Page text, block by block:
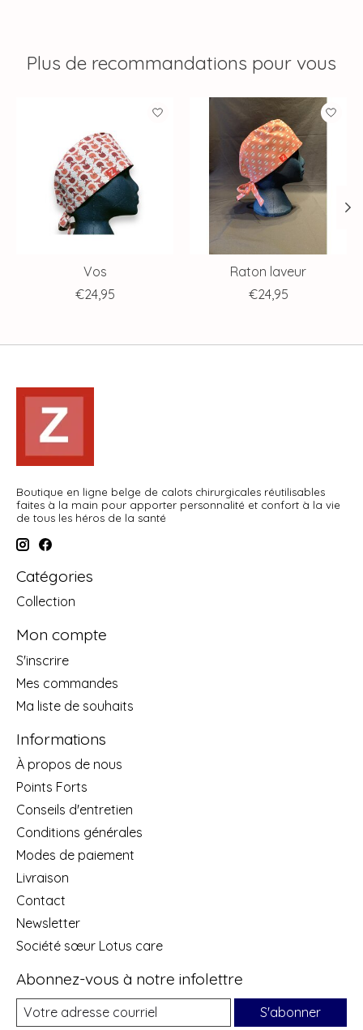
Plus de recommandations pour vous
Articles du carrousel de produits
Vos
€24,95
Raton laveur
€24,95
Boutique en ligne belge de calots chirurgicales réutilisables
faites à la main pour apporter personnalité et confort à la vie
de tous les héros de la santé
Catégories
Collection
Mon compte
S'inscrire
Mes commandes
Ma liste de souhaits
Informations
À propos de nous
Points Forts
Conseils d'entretien
Conditions générales
Modes de paiement
Livraison
Contact
Newsletter
Société sœur Lotus care
Abonnez-vous à notre infolettre
S'abonner